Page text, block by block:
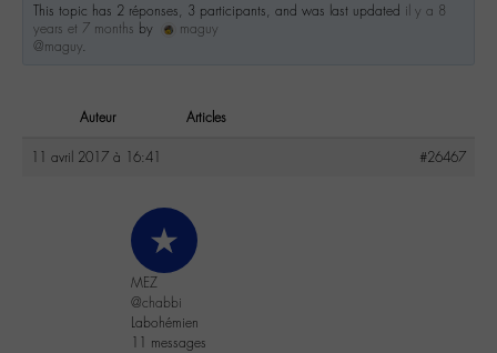
This topic has 2 réponses, 3 participants, and was last updated il y a 8
years et 7 months by
maguy
@maguy.
Auteur Articles
11 avril 2017 à 16:41 #26467
MEZ
@chabbi
Labohémien
11 messages